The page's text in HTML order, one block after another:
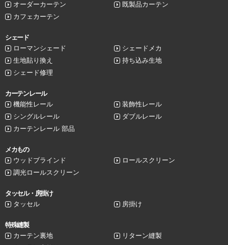
オーダーカーテン
既製品カーテン
カフェカーテン
シェード
ローマンシェード
シェードメカ
生地貼り換え
持ち込み生地
シェード修理
カーテンレール
機能性レール
装飾性レール
シングルレール
ダブルレール
カーテンレール 部品
メカもの
ウッドブラインド
ロールスクリーン
調光ロールスクリーン
タッセル・房掛け
タッセル
房掛け
特殊縫製
カーテン裏地
リターン縫製